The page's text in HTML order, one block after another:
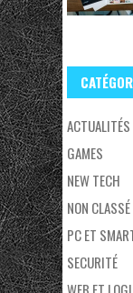
ACTUALITÉS
GAMES
NEW TECH
NON CLASSÉ
PC ET
SECURITÉ